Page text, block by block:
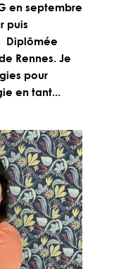
en septembre
puis
Diplômée
Rennes. Je
pour
en tant...